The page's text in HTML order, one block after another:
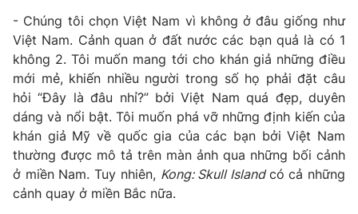
Góc doanh nghiệp
Truyền hình
Phim VTV
Hậu trường
Nhân vật
Khán giả
Giải sao mai
Giải trí
Điện ảnh
Âm nhạc
Sao
Đời sống
Du lịch
Làm đẹp
Giáo dục
Tuyển sinh
Công nghệ
- Chúng tôi chọn Việt Nam vì không ở đâu giống như
Việt Nam. Cảnh quan ở đất nước các bạn quả là có 1
không 2. Tôi muốn mang tới cho khán giả những điều
mới mẻ, khiến nhiều người trong số họ phải đặt câu
hỏi “Đây là đâu nhỉ?” bởi Việt Nam quá đẹp, duyên
dáng và nổi bật. Tôi muốn phá vỡ những định kiến của
khán giả Mỹ về quốc gia của các bạn bởi Việt Nam
thường được mô tả trên màn ảnh qua những bối cảnh
ở miền Nam. Tuy nhiên, Kong: Skull Islandcó cả những
cảnh quay ở miền Bắc nữa.